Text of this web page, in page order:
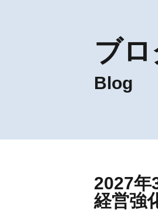
ブ
Blog
2027年
経営強